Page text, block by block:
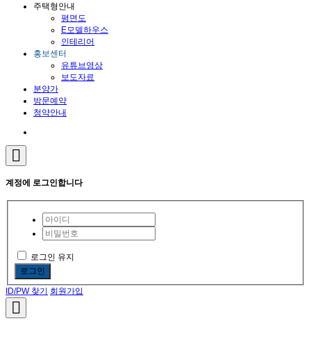
주택형안내
평면도
E모델하우스
인테리어
홍보센터
유튜브영상
보도자료
분양가
방문예약
청약안내
계정에 로그인합니다
로그인 유지
로그인
ID/PW 찾기 회원가입